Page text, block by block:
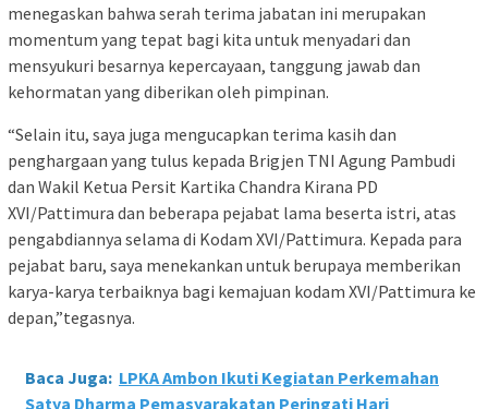
menegaskan bahwa serah terima jabatan ini merupakan
momentum yang tepat bagi kita untuk menyadari dan
mensyukuri besarnya kepercayaan, tanggung jawab dan
kehormatan yang diberikan oleh pimpinan.
“Selain itu, saya juga mengucapkan terima kasih dan
penghargaan yang tulus kepada Brigjen TNI Agung Pambudi
dan Wakil Ketua Persit Kartika Chandra Kirana PD
XVI/Pattimura dan beberapa pejabat lama beserta istri, atas
pengabdiannya selama di Kodam XVI/Pattimura. Kepada para
pejabat baru, saya menekankan untuk berupaya memberikan
karya-karya terbaiknya bagi kemajuan kodam XVI/Pattimura ke
depan,”tegasnya.
Baca Juga: LPKA Ambon Ikuti Kegiatan Perkemahan
Satya Dharma Pemasyarakatan Peringati Hari